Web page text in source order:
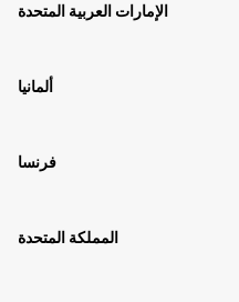
الإمارات العربية المتحدة
ألمانيا
فرنسا
المملكة المتحدة